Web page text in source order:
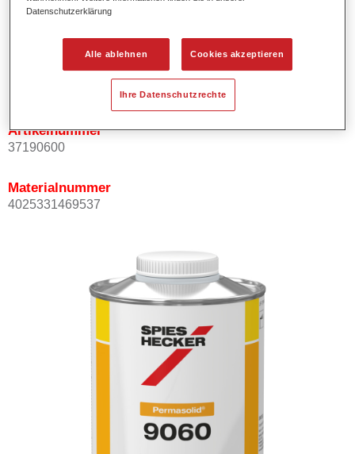
Sorgt für eine gute Haftung und Elastizität auf gängigen
Produktvariante
Artikelnummer
37190600
Materialnummer
4025331469537
Datenschutzerklärung
Alle ablehnen Cookies akzeptieren
Ihre Datenschutzrechte